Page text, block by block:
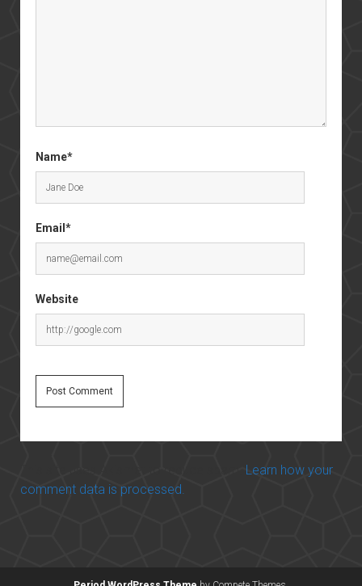
Name*
Email*
Website
Learn how your
comment data is processed.